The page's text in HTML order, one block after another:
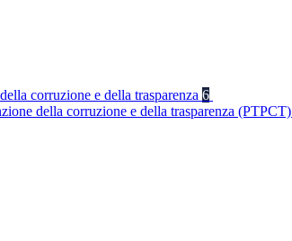
corruzione e della trasparenza 6
della corruzione e della trasparenza (PTPCT)